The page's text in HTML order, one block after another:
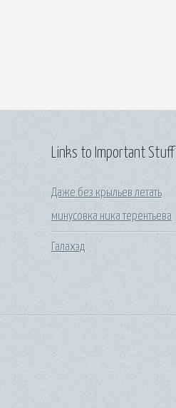
Links to Important Stuff
Даже без крыльев летать
минусовка ника терентьева
Галахэд